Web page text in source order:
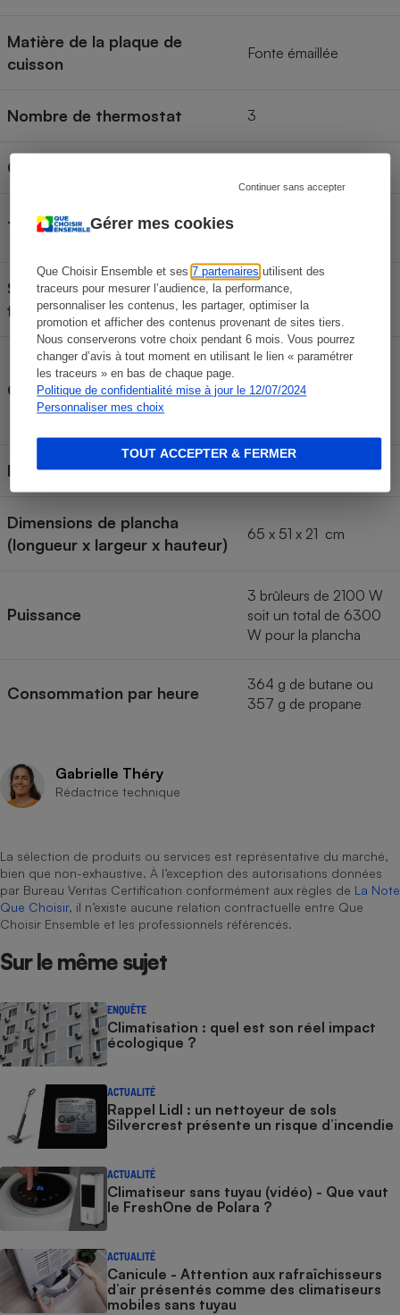
Gérer mes cookies
Que Choisir Ensemble et ses7 partenaires utilisent des
traceurs pour mesurer l’audience, la performance,
personnaliser les contenus, les partager, optimiser la
promotion et afficher des contenus provenant de sites tiers.
Nous conserverons votre choix pendant 6 mois. Vous pourrez
changer d’avis à tout moment en utilisant le lien « paramétrer
les traceurs » en bas de chaque page.
Politique de confidentialité mise à jour le 12/07/2024
Personnaliser mes choix
Continuer sans accepter
TOUT ACCEPTER & FERMER
Matière de la plaque de
cuisson
Fonte émaillée
Nombre de thermostat 3
Couvercle fourni
Type d'allumage des flammes
Sécurité de l’extinction des
flammes (gaz uniquement)
Non
Garantie
Plaque garantie à vie,
10 ans pour le châssis
et 2 ans pour les
Pays de fabrication France
Dimensions de plancha
(longueur x largeur x hauteur)
65 x 51 x 21 cm
Puissance
3 brûleurs de 2100 W
soit un total de 6300
W pour la plancha
Consommation par heure
364 g de butane ou
357 g de propane
Gabrielle Théry
Rédactrice technique
La sélection de produits ou services est représentative du marché,
bien que non-exhaustive. À l’exception des autorisations données
par Bureau Veritas Certification conformément aux règles de La Note
Que Choisir, il n’existe aucune relation contractuelle entre Que
Choisir Ensemble et les professionnels référencés.
Sur le même sujet
ENQUÊTE
Climatisation : quel est son réel impact
écologique ?
ACTUALITÉ
Rappel Lidl : un nettoyeur de sols
Silvercrest présente un risque d’incendie
ACTUALITÉ
Climatiseur sans tuyau (vidéo) - Que vaut
le FreshOne de Polara ?
ACTUALITÉ
Canicule - Attention aux rafraîchisseurs
d’air présentés comme des climatiseurs
mobiles sans tuyau